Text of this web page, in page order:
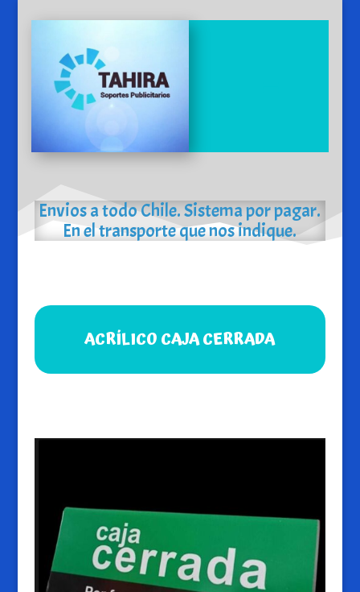
Envios a todo Chile. Sistema por pagar.
En el transporte que nos indique.
ACRÍLICO CAJA CERRADA